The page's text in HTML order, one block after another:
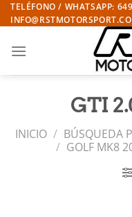
Saltar
al
TELÉFONO / WHATSAPP:
GTI
INICIO / BÚSQUEDA
/ GOLF MK8